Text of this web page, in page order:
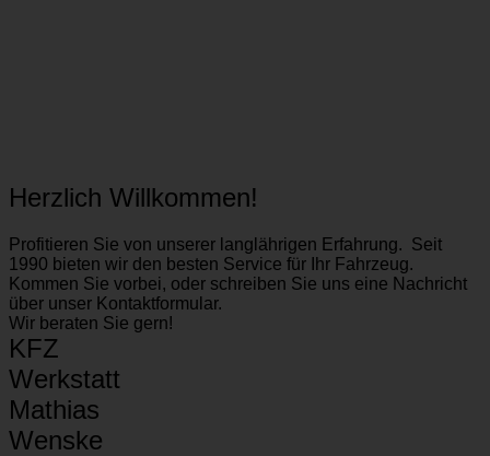
KFZ
Werkstatt
Mathias
Wenske
Herzlich Willkommen!
Profitieren Sie von unserer langlährigen Erfahrung. Seit
1990 bieten wir den besten Service für Ihr Fahrzeug.
Kommen Sie vorbei, oder schreiben Sie uns eine Nachricht
über unser Kontaktformular.
Wir beraten Sie gern!